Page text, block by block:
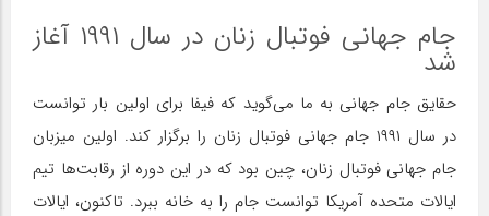
جام جهانی فوتبال زنان در سال ۱۹۹۱ آغاز
شد
حقایق جام جهانی به ما می‌گوید که فیفا برای اولین بار توانست
در سال ۱۹۹۱ جام جهانی فوتبال زنان را برگزار کند. اولین میزبان
جام جهانی فوتبال زنان، چین بود که در این دوره از رقابت‌ها تیم
ایالات متحده آمریکا توانست جام را به خانه ببرد. تاکنون، ایالات